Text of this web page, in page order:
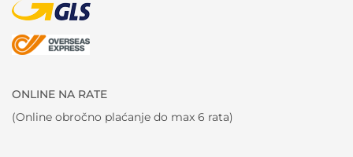
ONLINE NA RATE
(Online obročno plaćanje do max 6 rata)